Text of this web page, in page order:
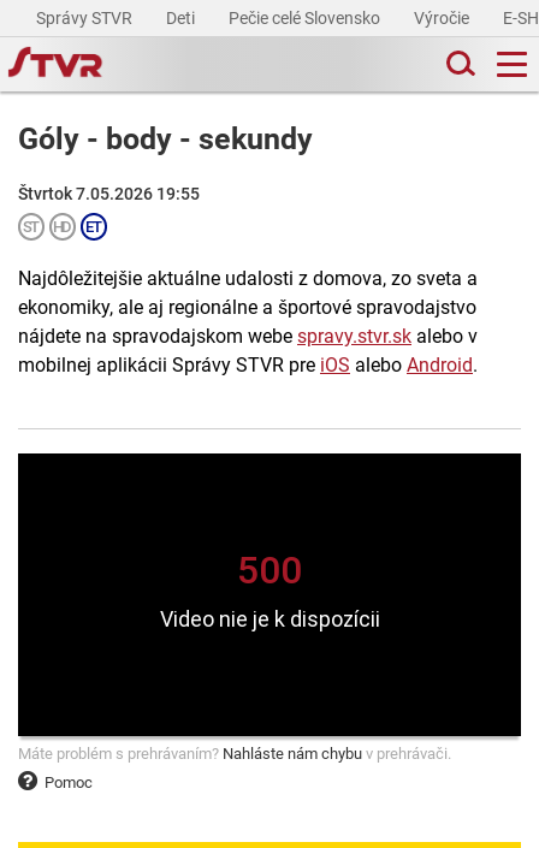
Správy STVR Deti Pečie celé Slovensko Výročie E-
Góly - body - sekundy
Štvrtok 7.05.2026 19:55
Najdôležitejšie aktuálne udalosti z domova, zo sveta a
ekonomiky, ale aj regionálne a športové spravodajstvo
nájdete na spravodajskom webe spravy.stvr.sk alebo v
mobilnej aplikácii Správy STVR pre iOS alebo Android.
Pomoc
Máte problém s prehrávaním? Nahláste nám chybu v prehrávači.